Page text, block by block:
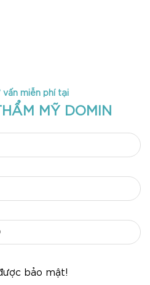
miễn phí tại
MỸ DOMIN
bảo mật!